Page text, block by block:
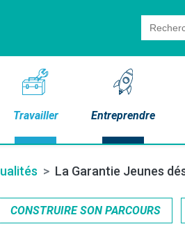
Search
for:
Travailler Entreprendre
La Garantie Jeunes
CONSTRUIRE SON PARCOURS